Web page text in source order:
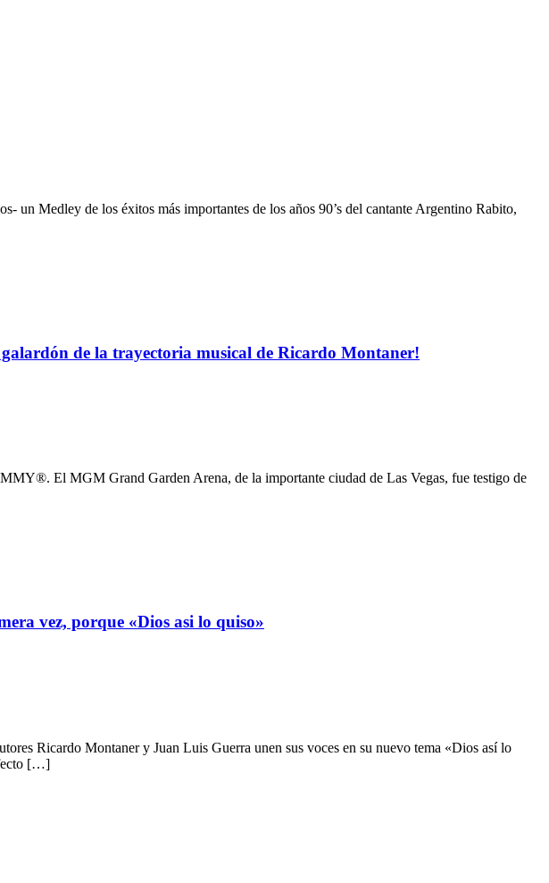
un Medley de los éxitos más importantes de los años 90’s del cantante Argentino Rabito,
de la trayectoria musical de Ricardo Montaner!
El MGM Grand Garden Arena, de la importante ciudad de Las Vegas, fue testigo de
vez, porque «Dios asi lo quiso»
Ricardo Montaner y Juan Luis Guerra unen sus voces en su nuevo tema «Dios así lo
[…]